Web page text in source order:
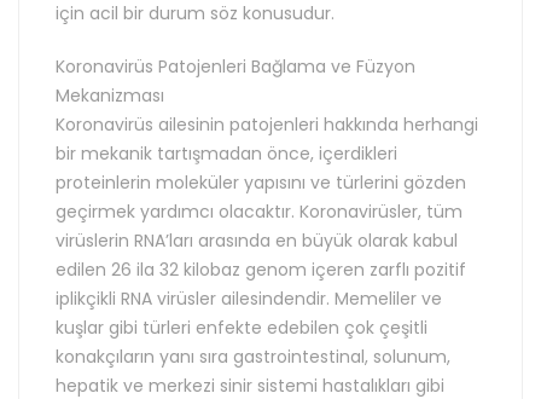
için acil bir durum söz konusudur.
Koronavirüs Patojenleri Bağlama ve Füzyon
Mekanizması
Koronavirüs ailesinin patojenleri hakkında herhangi
bir mekanik tartışmadan önce, içerdikleri
proteinlerin moleküler yapısını ve türlerini gözden
geçirmek yardımcı olacaktır. Koronavirüsler, tüm
virüslerin RNA’ları arasında en büyük olarak kabul
edilen 26 ila 32 kilobaz genom içeren zarflı pozitif
iplikçikli RNA virüsler ailesindendir. Memeliler ve
kuşlar gibi türleri enfekte edebilen çok çeşitli
konakçıların yanı sıra gastrointestinal, solunum,
hepatik ve merkezi sinir sistemi hastalıkları gibi